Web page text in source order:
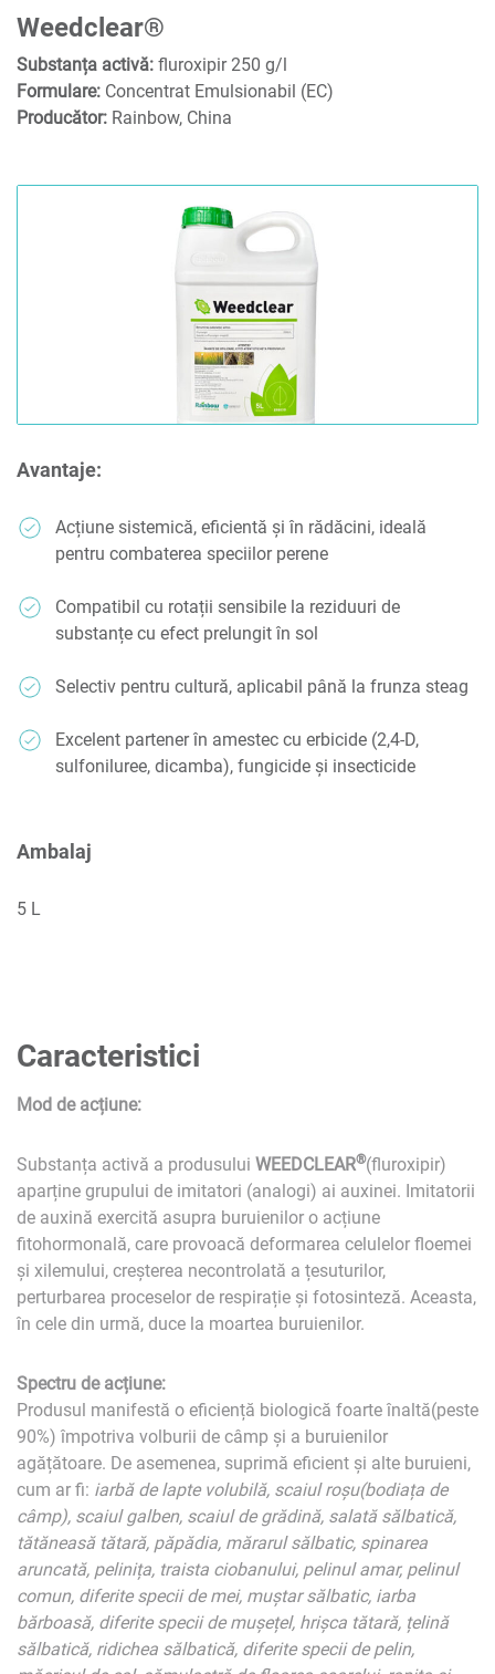
Weedclear®
Substanța activă: fluroxipir 250 g/l
Formulare: Concentrat Emulsionabil (EC)
Producător: Rainbow, China
Avantaje:
Acțiune sistemică, eficientă și în rădăcini, ideală
pentru combaterea speciilor perene
Compatibil cu rotații sensibile la reziduuri de
substanțe cu efect prelungit în sol
Selectiv pentru cultură, aplicabil până la frunza steag
Excelent partener în amestec cu erbicide (2,4-D,
sulfoniluree, dicamba), fungicide și insecticide
Ambalaj
5 L
Caracteristici
Mod de acțiune:
Substanța activă a produsului WEEDCLEAR®(fluroxipir)
aparține grupului de imitatori (analogi) ai auxinei. Imitatorii
de auxină exercită asupra buruienilor o acțiune
fitohormonală, care provoacă deformarea celulelor floemei
și xilemului, creșterea necontrolată a țesuturilor,
perturbarea proceselor de respirație și fotosinteză. Aceasta,
în cele din urmă, duce la moartea buruienilor.
Spectru de acțiune:
Produsul manifestă o eficiență biologică foarte înaltă(peste
90%) împotriva volburii de câmp și a buruienilor
agățătoare. De asemenea, suprimă eficient și alte buruieni,
cum ar fi: iarbă de lapte volubilă, scaiul roșu(bodiața de
câmp), scaiul galben, scaiul de grădină, salată sălbatică,
tătăneasă tătară, păpădia, mărarul sălbatic, spinarea
aruncată, pelinița, traista ciobanului, pelinul amar, pelinul
comun, diferite specii de mei, muștar sălbatic, iarba
bărboasă, diferite specii de mușețel, hrișca tătară, țelină
sălbatică, ridichea sălbatică, diferite specii de pelin,